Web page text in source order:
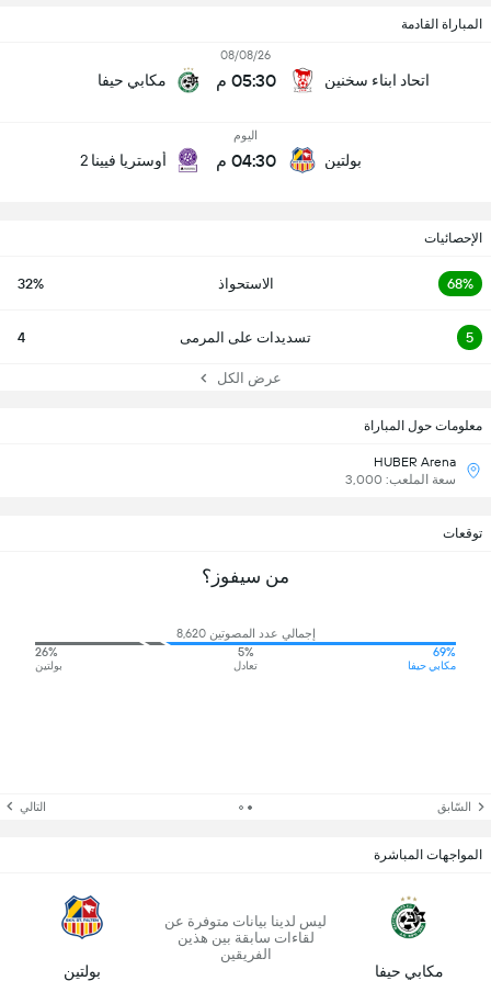
المباراة القادمة
اتحاد ابناء سخنين
08/08/26
05:30 م مكابي حيفا
بولتين
اليوم
04:30 م أوستريا فيينا 2
الإحصائيات
68% الاستحواذ 32%
5 تسديدات على المرمى 4
عرض الكل
معلومات حول المباراة
HUBER Arena
سعة الملعب: 3,000
توقعات
من سيفوز؟
إجمالي عدد المصوتين 8,620
69%
مكابي حيفا
5%
تعادل
26%
بولتين
السّابق التالي
المواجهات المباشرة
مكابي حيفا
ليس لدينا بيانات متوفرة عن
لقاءات سابقة بين هذين
الفريقين
بولتين